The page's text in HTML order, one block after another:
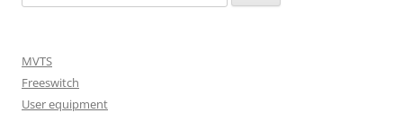
MVTS
Freeswitch
User equipment